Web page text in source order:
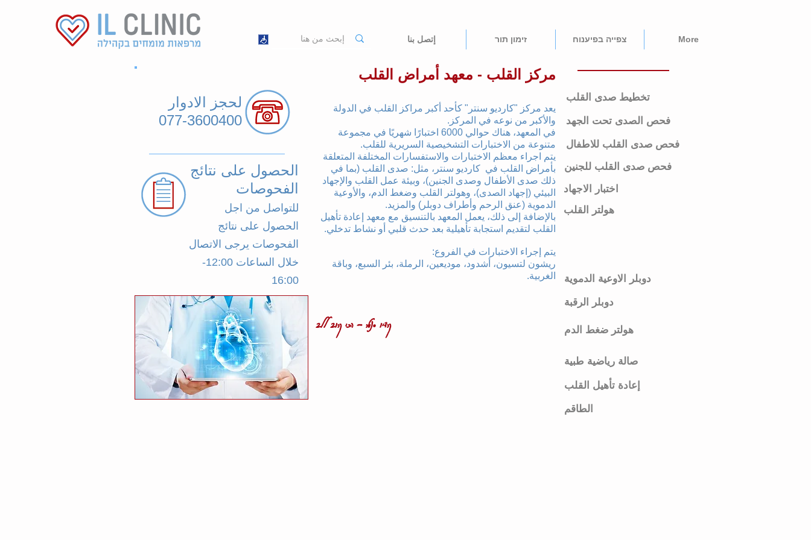
إتصل بنا זימון תור צפייה בפיענוח More
لحجز الادوار
077-3600400
الحصول على نتائج
الفحوصات
للتواصل من اجل
الحصول على نتائج
الفحوصات يرجى الاتصال
خلال الساعات 12:00-
16:00
مركز القلب - معهد أمراض القلب
يعد مركز "كارديو سنتر" كأحد أكبر مراكز القلب في الدولة
والأكبر من نوعه في المركز.
في المعهد، هناك حوالي 6000 اختبارًا شهريًا في مجموعة
متنوعة من الاختبارات التشخيصية السريرية للقلب.
يتم اجراء معظم الاختبارات والاستفسارات المختلفة المتعلقة
بأمراض القلب في كارديو سنتر، مثل: صدى القلب (بما في
ذلك صدى الأطفال وصدى الجنين)، وبيئة عمل القلب والإجهاد
البيئي (إجهاد الصدى)، وهولتر القلب وضغط الدم، والأوعية
الدموية (عنق الرحم وأطراف دوبلر) والمزيد.
بالإضافة إلى ذلك، يعمل المعهد بالتنسيق مع معهد إعادة تأهيل
القلب لتقديم استجابة تأهيلية بعد حدث قلبي أو نشاط تدخلي.
يتم إجراء الاختبارات في الفروع:
ريشون لتسيون، أشدود، موديعين، الرملة، بئر السبع، وباقة
الغربية.
קרדיו סנטר - הכי קרוב ללב
تخطيط صدى القلب
فحص الصدى تحت الجهد
فحص صدى القلب للاطفال
فحص صدى القلب للجنين
اختبار الاجهاد
هولتر القلب
دوبلر الاوعية الدموية
دوبلر الرقبة
هولتر ضغط الدم
صالة رياضية طبية
إعادة تأهيل القلب
الطاقم